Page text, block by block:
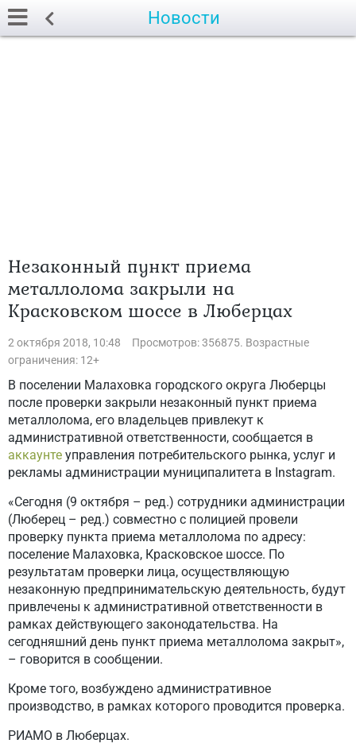
Новости
Незаконный пункт приема
металлолома закрыли на
Красковском шоссе в Люберцах
2 октября 2018, 10:48
Просмотров: 356875. Возрастные
ограничения: 12+
В поселении Малаховка городского округа Люберцы
после проверки закрыли незаконный пункт приема
металлолома, его владельцев привлекут к
административной ответственности, сообщается в
аккаунте управления потребительского рынка, услуг и
рекламы администрации муниципалитета в Instagram.
«Сегодня (9 октября – ред.) сотрудники администрации
(Люберец – ред.) совместно с полицией провели
проверку пункта приема металлолома по адресу:
поселение Малаховка, Красковское шоссе. По
результатам проверки лица, осуществляющую
незаконную предпринимательскую деятельность, будут
привлечены к административной ответственности в
рамках действующего законодательства. На
сегодняшний день пункт приема металлолома закрыт»,
– говорится в сообщении.
Кроме того, возбуждено административное
производство, в рамках которого проводится проверка.
РИАМО в Люберцах.